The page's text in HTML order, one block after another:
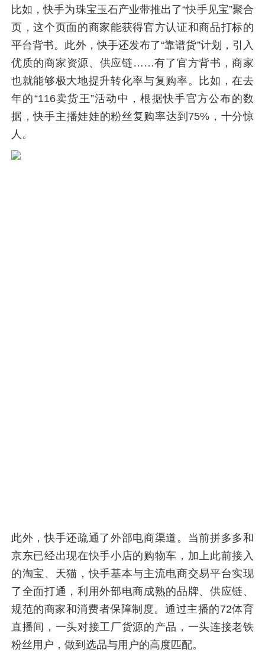
比如，快手为珠宝玉石产业带推出了“快手见宝”聚合
页，这个页面的商家能获得官方认证和商品打标的
平台背书。此外，快手还发布了“靠谱货”计划，引入
优质的商家资源、供应链……有了官方背书，商家
也就能够极大地提升转化率与复购率。比如，在去
年的“116卖货王”活动中，根据快手官方公布的数
据，快手主播娃娃的粉丝复购率达到75%，十分惊
人。
此外，快手还疏通了外部电商渠道。当前拼多多和
京东已经出现在快手小店的购物车，加上此前接入
的淘宝、天猫，快手基本与主流电商交易平台实现
了全面打通，利用外部电商成熟的品牌、供应链、
规范的商家和消费者保障制度。通过主播的72体育
直播间，一头对接工厂货源的产品，一头连接老铁
粉丝用户，做到选品与用户的高度匹配。